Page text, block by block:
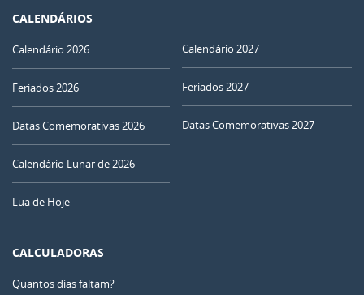
CALENDÁRIOS
Calendário 2026
Feriados 2026
Datas Comemorativas 2026
Calendário Lunar de 2026
Lua de Hoje
Calendário 2027
Feriados 2027
Datas Comemorativas 2027
CALCULADORAS
Quantos dias faltam?